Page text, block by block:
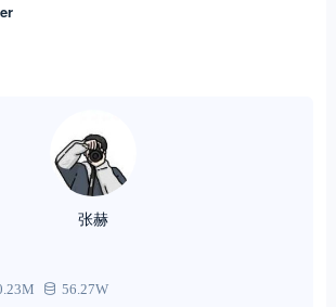
张赫
56.27W